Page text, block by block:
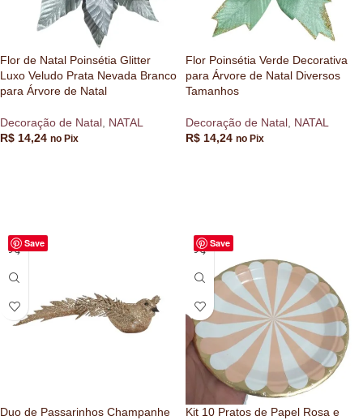
Flor de Natal Poinsétia Glitter
Luxo Veludo Prata Nevada Branco
para Árvore de Natal
Decoração de Natal NATAL
R$ 14,24 no Pix
Flor Poinsétia Verde Decorativa
para Árvore de Natal Diversos
Tamanhos
Decoração de Natal NATAL
R$ 14,24 no Pix
Save
Duo de Passarinhos Champanhe
Save
Kit 10 Pratos de Papel Rosa e